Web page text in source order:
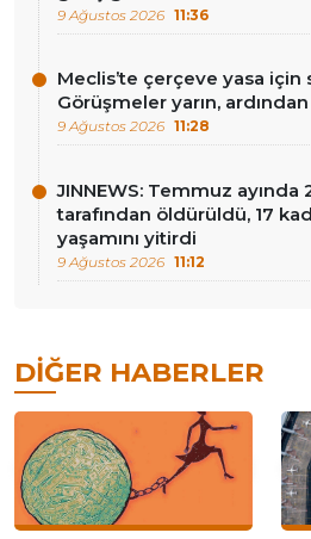
9 Ağustos 2026 11:36
Meclis’te çerçeve yasa için
Görüşmeler yarın,
9 Ağustos 2026 11:28
JINNEWS: Temmuz ayında
tarafından öldürüldü, 17
yaşamını yitirdi
9 Ağustos 2026 11:12
DIĞER HABERLER